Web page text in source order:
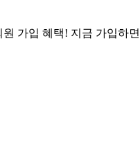
원 가입 혜택! 지금 가입하면